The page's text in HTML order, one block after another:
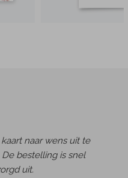
naar wens uit te
bestelling is snel
uit.